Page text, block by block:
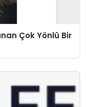
Çok Yönlü Bir